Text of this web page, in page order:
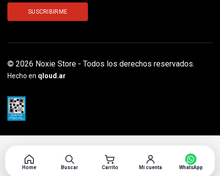
© 2026 Noxie Store - Todos los derechos reservados.
Hecho en qloud.ar
Home Buscar Carrito Mi cuenta